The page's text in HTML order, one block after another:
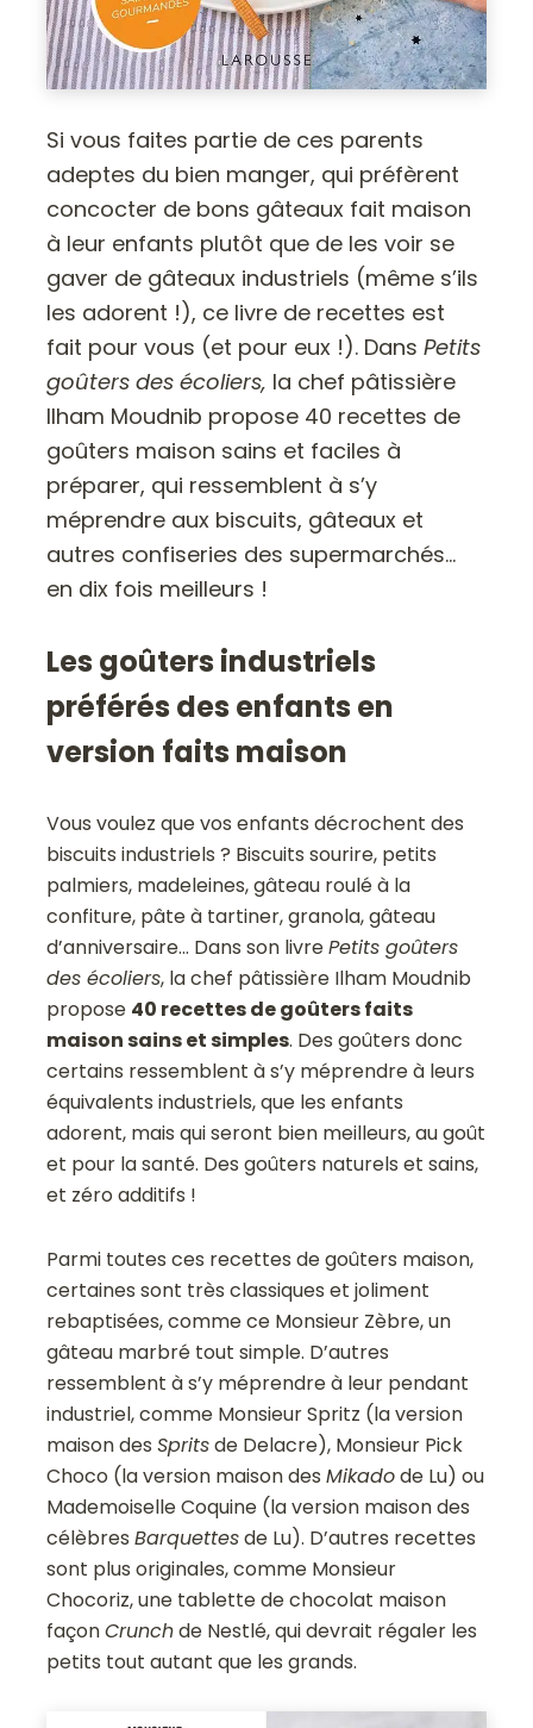
Si vous faites partie de ces parents
adeptes du bien manger, qui préfèrent
concocter de bons gâteaux fait maison
à leur enfants plutôt que de les voir se
gaver de gâteaux industriels (même s’ils
les adorent !), ce livre de recettes est
fait pour vous (et pour eux !). DansPetits
goûters des écoliers, la chef pâtissière
Ilham Moudnib propose 40 recettes de
goûters maison sains et faciles à
préparer, qui ressemblent à s’y
méprendre aux biscuits, gâteaux et
autres confiseries des supermarchés…
en dix fois meilleurs !
Les goûters industriels
préférés des enfants en
version faits maison
Vous voulez que vos enfants décrochent des
biscuits industriels ? Biscuits sourire, petits
palmiers, madeleines, gâteau roulé à la
confiture, pâte à tartiner, granola, gâteau
d’anniversaire… Dans son livrePetits goûters
des écoliers, la chef pâtissière Ilham Moudnib
propose 40 recettes de goûters faits
maison sains et simples. Des goûters donc
certains ressemblent à s’y méprendre à leurs
équivalents industriels, que les enfants
adorent, mais qui seront bien meilleurs, au goût
et pour la santé. Des goûters naturels et sains,
et zéro additifs !
Parmi toutes ces recettes de goûters maison,
certaines sont très classiques et joliment
rebaptisées, comme ce Monsieur Zèbre, un
gâteau marbré tout simple. D’autres
ressemblent à s’y méprendre à leur pendant
industriel, comme Monsieur Spritz (la version
maison desSpritsde Delacre), Monsieur Pick
Choco (la version maison desMikadode Lu) ou
Mademoiselle Coquine (la version maison des
célèbresBarquettesde Lu). D’autres recettes
sont plus originales, comme Monsieur
Chocoriz, une tablette de chocolat maison
façonCrunchde Nestlé, qui devrait régaler les
petits tout autant que les grands.